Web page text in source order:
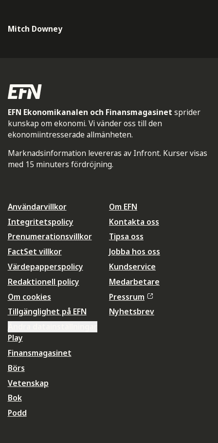
Mitch Downey
EFN Ekonomikanalen och Finansmagasinet sprider
kunskap om ekonomi. Vi vänder oss till den
ekonomiintresserade allmänheten.
Marknadsinformation levereras av Infront. Kurser visas
med 15 minuters fördröjning.
Användarvillkor
Integritetspolicy
Prenumerationsvillkor
FactSet villkor
Värdepapperspolicy
Redaktionell policy
Om cookies
Tillgänglighet på EFN
Om EFN
Kontakta oss
Tipsa oss
Jobba hos oss
Kundservice
Medarbetare
Pressrum
Nyhetsbrev
Play
Finansmagasinet
Börs
Vetenskap
Bok
Podd